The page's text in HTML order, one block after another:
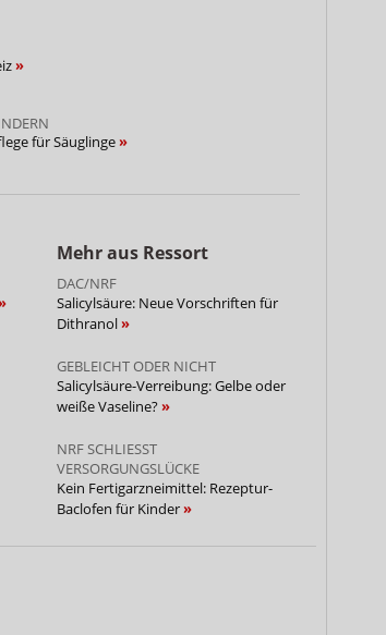
für Säuglinge
Mehr aus Ressort
DAC/NRF
Salicylsäure: Neue Vorschriften für
Dithranol
GEBLEICHT ODER NICHT
Salicylsäure-Verreibung: Gelbe oder
weiße Vaseline?
NRF SCHLIESST V
ERSORGUNGSLÜCKE
Kein Fertigarzneimittel: Rezeptur-
Baclofen für Kinder